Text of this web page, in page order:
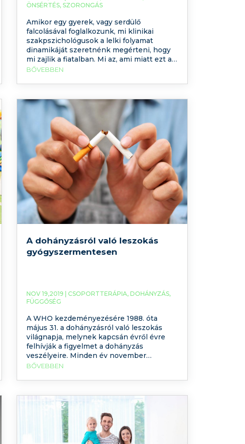
ÖNSÉRTÉS, SZORONGÁS
Amikor egy gyerek, vagy serdülő
falcolásával foglalkozunk, mi klinikai
szakpszichológusok a lelki folyamat
dinamikáját szeretnénk megérteni, hogy
mi zajlik a fiatalban. Mi az, ami miatt ezt a
“tünetet” “választotta”. Ha valaki élt már át
hogy nagyon nehéz kifejezni az adott
nincsenek gyakorlati használatban rá
szavaink,
BŐVEBBEN
A dohányzásról való leszokás
gyógyszermentesen
NOV 19,2019 | CSOPORTTERÁPIA, DOHÁNYZÁS,
FÜGGŐSÉG
A WHO kezdeményezésére 1988. óta
május 31. a dohányzásról való leszokás
világnapja, melynek kapcsán évről évre
felhívják a figyelmet a dohányzás
veszélyeire. Minden év november
harmadik csütörtökén dohányzásmentes
cikkünkben arról fogunk szólni, mi a
való tartós leszokásnak. Előző
blogbejegyzésünkben arról írtunk, hogy
miért nehéz leszokni a
BŐVEBBEN